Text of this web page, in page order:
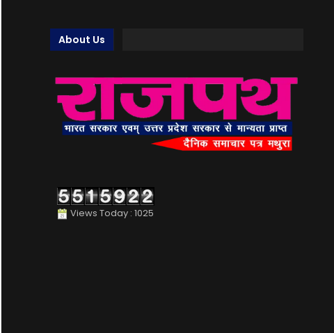
About Us
Views Today : 1025